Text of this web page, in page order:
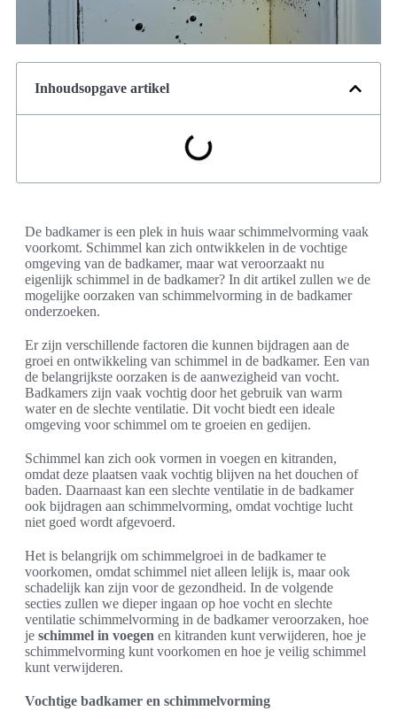
Inhoudsopgave artikel
De badkamer is een plek in huis waar schimmelvorming vaak
voorkomt. Schimmel kan zich ontwikkelen in de vochtige
omgeving van de badkamer, maar wat veroorzaakt nu
eigenlijk schimmel in de badkamer? In dit artikel zullen we de
mogelijke oorzaken van schimmelvorming in de badkamer
onderzoeken.
Er zijn verschillende factoren die kunnen bijdragen aan de
groei en ontwikkeling van schimmel in de badkamer. Een van
de belangrijkste oorzaken is de aanwezigheid van vocht.
Badkamers zijn vaak vochtig door het gebruik van warm
water en de slechte ventilatie. Dit vocht biedt een ideale
omgeving voor schimmel om te groeien en gedijen.
Schimmel kan zich ook vormen in voegen en kitranden,
omdat deze plaatsen vaak vochtig blijven na het douchen of
baden. Daarnaast kan een slechte ventilatie in de badkamer
ook bijdragen aan schimmelvorming, omdat vochtige lucht
niet goed wordt afgevoerd.
Het is belangrijk om schimmelgroei in de badkamer te
voorkomen, omdat schimmel niet alleen lelijk is, maar ook
schadelijk kan zijn voor de gezondheid. In de volgende
secties zullen we dieper ingaan op hoe vocht en slechte
ventilatie schimmelvorming in de badkamer veroorzaken, hoe
je schimmel in voegen en kitranden kunt verwijderen, hoe je
schimmelvorming kunt voorkomen en hoe je veilig schimmel
kunt verwijderen.
Vochtige badkamer en schimmelvorming